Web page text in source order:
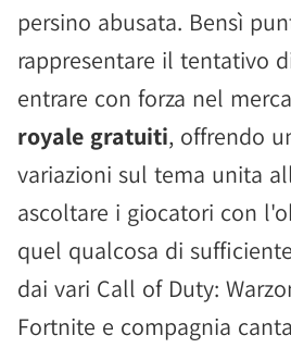
persino abusata. Bensì
rappresentare il tentativo
entrare con forza nel
royale gratuiti, offrendo
variazioni sul tema unita
ascoltare i giocatori con
quel qualcosa di
dai vari Call of Duty:
Fortnite e compagnia